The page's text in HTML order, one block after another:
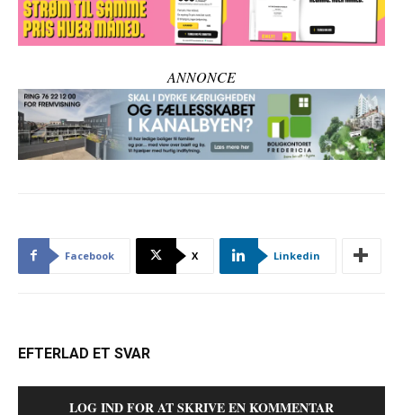
ANNONCE
Facebook X Linkedin
EFTERLAD ET SVAR
LOG IND FOR AT SKRIVE EN KOMMENTAR